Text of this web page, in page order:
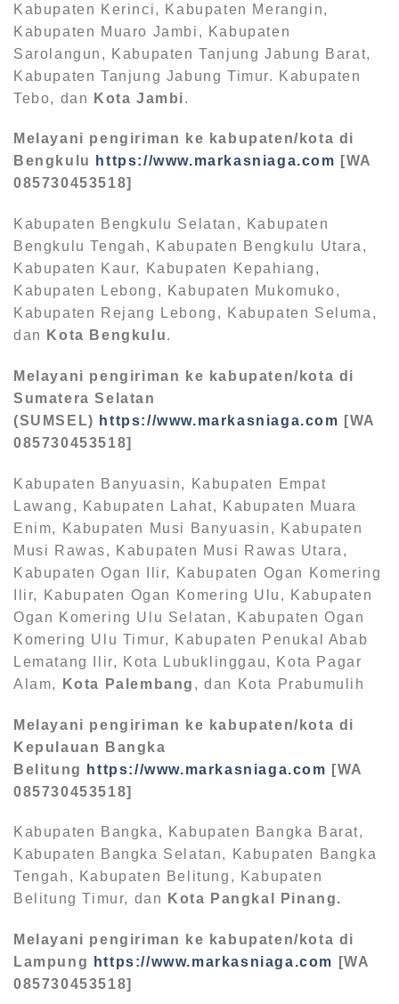
Kabupaten Kerinci, Kabupaten Merangin,
Kabupaten Muaro Jambi, Kabupaten
Sarolangun, Kabupaten Tanjung Jabung Barat,
Kabupaten Tanjung Jabung Timur. Kabupaten
Tebo, dan
Kota Jambi.
Melayani pengiriman ke kabupaten/kota di
Bengkulu
https://www.markasniaga.com [WA
085730453518]
Kabupaten Bengkulu Selatan, Kabupaten
Bengkulu Tengah, Kabupaten Bengkulu Utara,
Kabupaten Kaur, Kabupaten Kepahiang,
Kabupaten Lebong, Kabupaten Mukomuko,
Kabupaten Rejang Lebong, Kabupaten Seluma,
dan
Kota Bengkulu.
Melayani pengiriman ke kabupaten/kota di
Sumatera Selatan
(SUMSEL) https://www.markasniaga.com [WA
085730453518]
Kabupaten Banyuasin, Kabupaten Empat
Lawang, Kabupaten Lahat, Kabupaten Muara
Enim, Kabupaten Musi Banyuasin, Kabupaten
Musi Rawas, Kabupaten Musi Rawas Utara,
Kabupaten Ogan Ilir, Kabupaten Ogan Komering
Ilir, Kabupaten Ogan Komering Ulu, Kabupaten
Ogan Komering Ulu Selatan, Kabupaten Ogan
Komering Ulu Timur, Kabupaten Penukal Abab
Lematang Ilir, Kota Lubuklinggau, Kota Pagar
Alam,
Kota Palembang , dan Kota Prabumulih
Melayani pengiriman ke kabupaten/kota di
Kepulauan Bangka
Belitung
https://www.markasniaga.com [WA
085730453518]
Kabupaten Bangka, Kabupaten Bangka Barat,
Kabupaten Bangka Selatan, Kabupaten Bangka
Tengah, Kabupaten Belitung, Kabupaten
Belitung Timur, dan
Kota Pangkal Pinang.
Melayani pengiriman ke kabupaten/kota di
Lampung
https://www.markasniaga.com
[WA
085730453518]